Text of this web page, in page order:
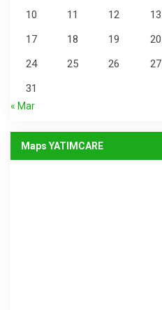
10
11 12 13
17
18 19 20
24
25 26 27
31
« Mar
Maps YATIMCARE